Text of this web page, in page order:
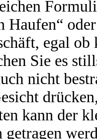
Haufen“
egal
Sie es
nicht
kann der
getragen